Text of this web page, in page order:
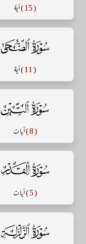
( 15 ) آية
سورة الضحى
( 11 ) آية
سورة التين
( 8 ) آيات
سورة القدر
( 5 ) آيات
سورة الزلزلة